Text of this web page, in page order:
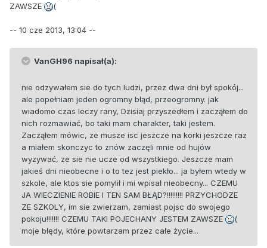
ZAWSZE
(
-- 10 cze 2013, 13:04 --
VanGH96 napisał(a):
nie odzywałem sie do tych ludzi, przez dwa dni był spokój...
ale popełniam jeden ogromny błąd, przeogromny. jak
wiadomo czas leczy rany, Dzisiaj przyszedłem i zacząłem do
nich rozmawiać, bo taki mam charakter, taki jestem.
Zacząłem mówic, ze musze isc jeszcze na korki jeszcze raz
a miałem skonczyc to znów zaczęli mnie od hujów
wyzywać, ze sie nie ucze od wszystkiego. Jeszcze mam
jakieś dni nieobecne i o to tez jest piekło... ja byłem wtedy w
szkole, ale ktos sie pomylił i mi wpisał nieobecny... CZEMU
JA WIECZIENIE ROBIE I TEN SAM BŁĄD?!!!!!!!!! PRZYCHODZE
ZE SZKOLY, im sie zwierzam, zamiast pojsc do swojego
pokoju!!!!!!! CZEMU TAKI POJECHANY JESTEM ZAWSZE
(
moje błędy, które powtarzam przez całe życie...